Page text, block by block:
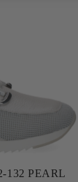
132 PEARL